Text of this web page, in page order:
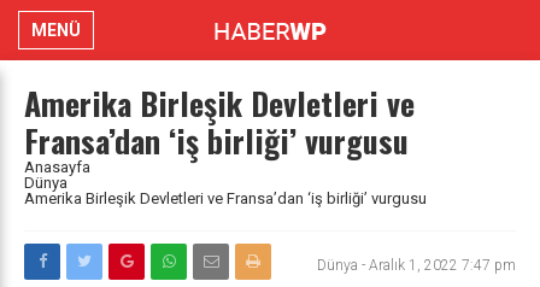
MENÜ
Amerika Birleşik Devletleri ve
Fransa’dan ‘iş birliği’ vurgusu
Anasayfa
Dünya
Amerika Birleşik Devletleri ve Fransa’dan ‘iş birliği’ vurgusu
Dünya - Aralık 1, 2022 7:47 pm